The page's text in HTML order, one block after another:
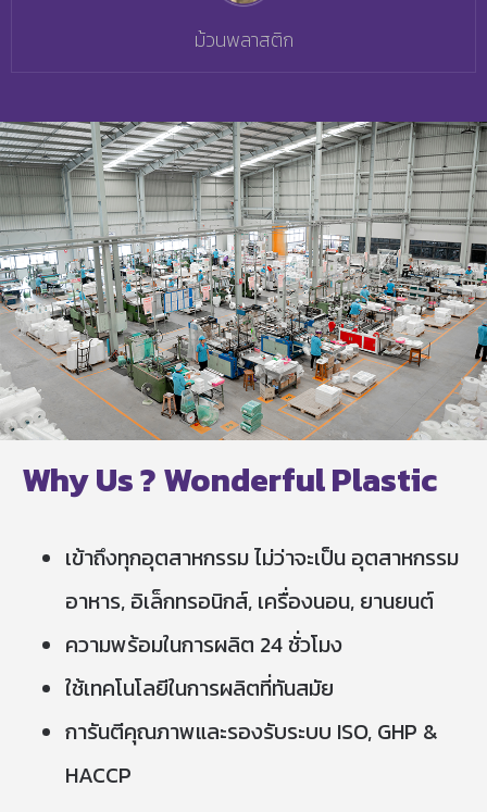
ม้วนพลาสติก
Why Us ? Wonderful Plastic
เข้าถึงทุกอุตสาหกรรม ไม่ว่าจะเป็น อุตสาหกรรม
อาหาร, อิเล็กทรอนิกส์, เครื่องนอน, ยานยนต์
ความพร้อมในการผลิต 24 ชั่วโมง
ใช้เทคโนโลยีในการผลิตที่ทันสมัย
การันตีคุณภาพและรองรับระบบ ISO, GHP &
HACCP